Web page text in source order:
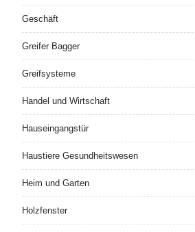
Geschäft
Greifer Bagger
Greifsysteme
Handel und Wirtschaft
Hauseingangstür
Haustiere Gesundheitswesen
Heim und Garten
Holzfenster